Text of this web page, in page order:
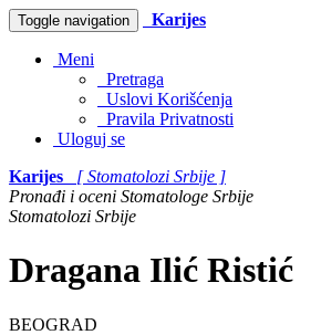
Toggle navigation Karijes
Meni
Pretraga
Uslovi Korišćenja
Pravila Privatnosti
Uloguj se
Karijes
[ Stomatolozi Srbije ]
Pronađi i oceni Stomatologe Srbije
Stomatolozi Srbije
Dragana Ilić Ristić
BEOGRAD